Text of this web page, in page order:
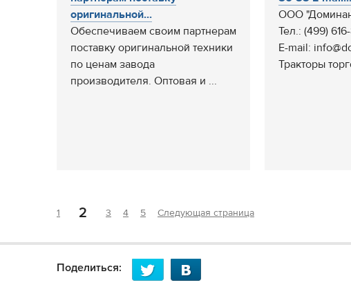
оригинальной...
Обеспечиваем своим партнерам
поставку оригинальной техники
по ценам завода
производителя. Оптовая и ...
ООО
Тел.: (499)
E-mail:
Тракторы
1 2 3 4 5 Следующая страница
Поделиться: